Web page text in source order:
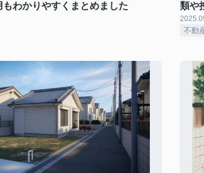
わかりやすくまとめました
類や
不動